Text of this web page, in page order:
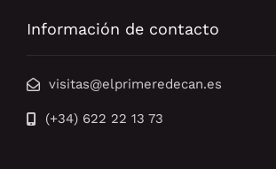
Información de contacto
visitas@elprimeredecan.es
(+34) 622 22 13 73